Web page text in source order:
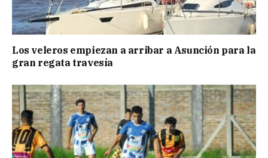
Los veleros empiezan a arribar a Asunción para la
gran regata travesía